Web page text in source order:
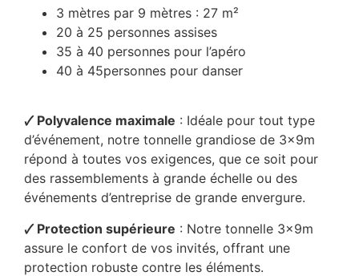
3 mètres par 9 mètres : 27 m²
20 à 25 personnes assises
35 à 40 personnes pour l’apéro
40 à 45personnes pour danser
🗸 Polyvalence maximale : Idéale pour tout type
d’événement, notre tonnelle grandiose de 3x9m
répond à toutes vos exigences, que ce soit pour
des rassemblements à grande échelle ou des
événements d’entreprise de grande envergure.
🗸 Protection supérieure : Notre tonnelle 3x9m
assure le confort de vos invités, offrant une
protection robuste contre les éléments.